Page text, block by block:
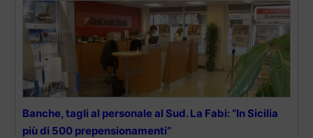
Banche, tagli al personale al Sud. La Fabi: “In Sicilia
più di 500 prepensionamenti”